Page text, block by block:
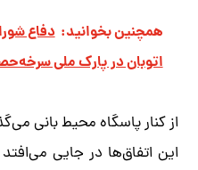
همچنین بخوانید: دفاع
اتوبان در پارک ملی
از کنار پاسگاه محیط بانی
این اتفاق‌ها در جایی